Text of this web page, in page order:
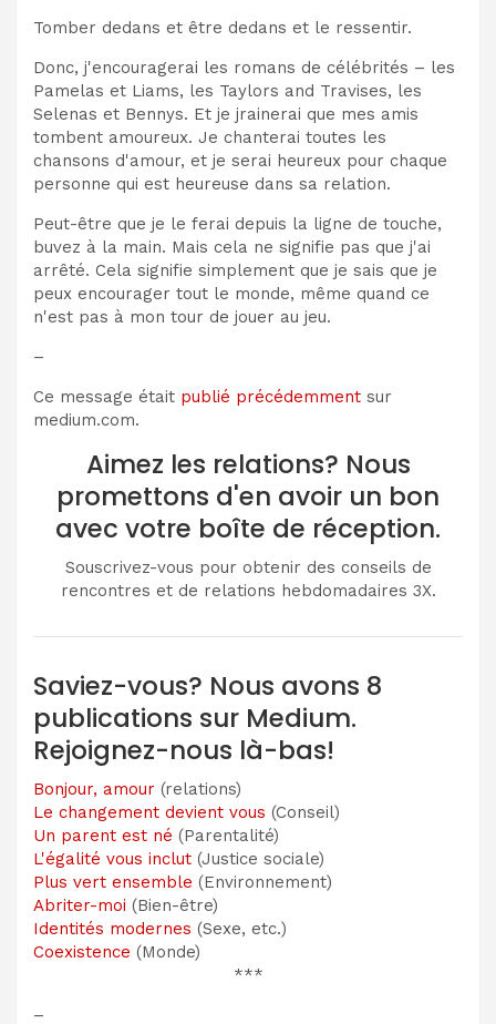
Tomber dedans et être dedans et le ressentir.
Donc, j'encouragerai les romans de célébrités – les
Pamelas et Liams, les Taylors and Travises, les
Selenas et Bennys. Et je jrainerai que mes amis
tombent amoureux. Je chanterai toutes les
chansons d'amour, et je serai heureux pour chaque
personne qui est heureuse dans sa relation.
Peut-être que je le ferai depuis la ligne de touche,
buvez à la main. Mais cela ne signifie pas que j'ai
arrêté. Cela signifie simplement que je sais que je
peux encourager tout le monde, même quand ce
n'est pas à mon tour de jouer au jeu.
–
Ce message était publié précédemment sur
medium.com.
Aimez les relations? Nous
promettons d'en avoir un bon
avec votre boîte de réception.
Souscrivez-vous pour obtenir des conseils de
rencontres et de relations hebdomadaires 3X.
Saviez-vous? Nous avons 8
publications sur Medium.
Rejoignez-nous là-bas!
Bonjour, amour (relations)
Le changement devient vous (Conseil)
Un parent est né (Parentalité)
L'égalité vous inclut (Justice sociale)
Plus vert ensemble (Environnement)
Abriter-moi (Bien-être)
Identités modernes (Sexe, etc.)
Coexistence (Monde)
***
–